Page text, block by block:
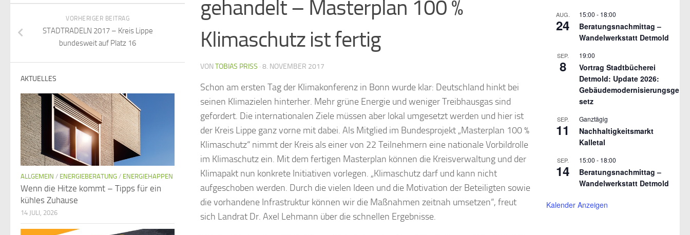
gehandelt – Masterplan 100 %
Klimaschutz ist fertig
VON TOBIAS PRISS · 8. NOVEMBER 2017
Schon am ersten Tag der Klimakonferenz in Bonn wurde klar: Deutschland hinkt bei
seinen Klimazielen hinterher. Mehr grüne Energie und weniger Treibhausgas sind
gefordert. Die internationalen Ziele müssen aber lokal umgesetzt werden und hier ist
der Kreis Lippe ganz vorne mit dabei. Als Mitglied im Bundesprojekt „Masterplan 100 %
Klimaschutz“ nimmt der Kreis als einer von 22 Teilnehmern eine nationale Vorbildrolle
im Klimaschutz ein. Mit dem fertigen Masterplan können die Kreisverwaltung und der
Klimapakt nun konkrete Initiativen vorlegen. „Klimaschutz darf und kann nicht
aufgeschoben werden. Durch die vielen Ideen und die Motivation der Beteiligten sowie
die vorhandene Infrastruktur können wir die Maßnahmen zeitnah umsetzen“, freut
sich Landrat Dr. Axel Lehmann über die schnellen Ergebnisse.
VORHERIGER BEITRAG
STADTRADELN 2017 – Kreis Lippe
bundesweit auf Platz 16
AKTUELLES
ALLGEMEIN / ENERGIEBERATUNG / ENERGIEHAPPEN
Wenn die Hitze kommt – Tipps für ein
kühles Zuhause
14 JULI, 2026
AUG.
24
15:00 - 18:00
Beratungsnachmittag –
Wandelwerkstatt Detmold
SEP.
8
19:00
Vortrag Stadtbücherei
Detmold: Update 2026:
Gebäudemodernisierungsge
setz
SEP.
11
Ganztägig
Nachhaltigkeitsmarkt
Kalletal
SEP.
14
15:00 - 18:00
Beratungsnachmittag –
Wandelwerkstatt Detmold
Kalender Anzeigen